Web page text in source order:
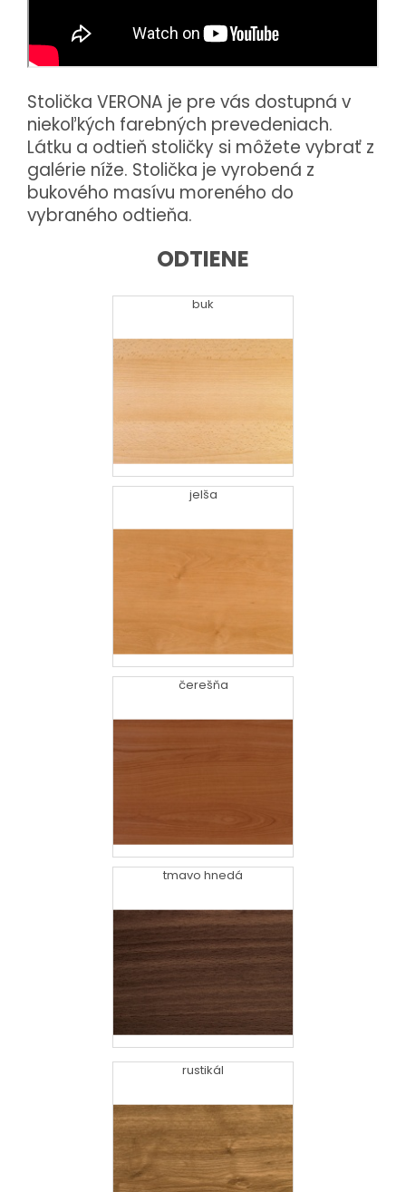
Stolička VERONA je pre vás dostupná v
niekoľkých farebných prevedeniach.
Látku a odtieň stoličky si môžete vybrať z
galérie níže. Stolička je vyrobená z
bukového masívu moreného do
vybraného odtieňa.
ODTIENE
buk
jelša
čerešňa
tmavo hnedá
dd
rustikál